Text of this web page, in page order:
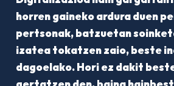
horren gaineko ardura duen
pertsonak, batzuetan
izatea tokatzen zaio, beste
dagoelako. Hori ez dakit